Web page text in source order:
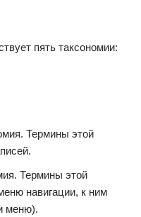
пять таксономии:
Термины этой
Термины этой
навигации, к ним
меню).